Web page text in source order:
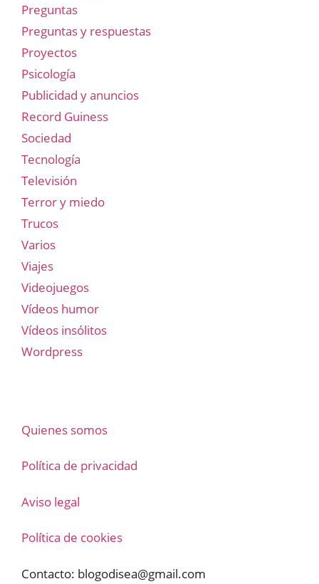
Preguntas
Preguntas y respuestas
Proyectos
Psicología
Publicidad y anuncios
Record Guiness
Sociedad
Tecnología
Televisión
Terror y miedo
Trucos
Varios
Viajes
Videojuegos
Vídeos humor
Vídeos insólitos
Wordpress
Quienes somos
Política de privacidad
Aviso legal
Política de cookies
Contacto: blogodisea@gmail.com